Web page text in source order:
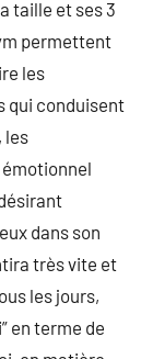
taille et ses 3
permettent
les
qui conduisent
les
dans son
très vite et
les jours,
en terme de